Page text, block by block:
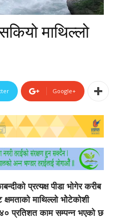
माथिल्लो
Google+
प्रत्यक्ष पीडा भोगेर करीब
माथिल्लो भोेटेकोशी
प्रतिशत काम सम्पन्न भएको छ